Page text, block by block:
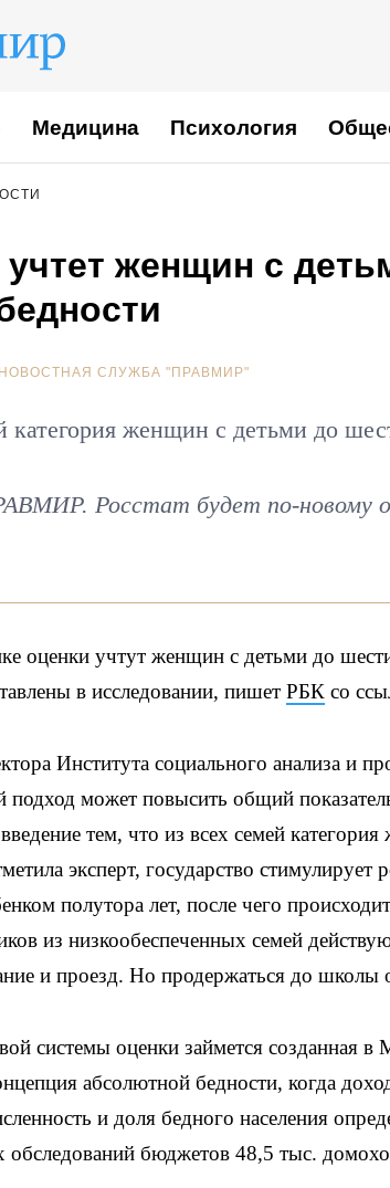
Медицина Психология
учтет женщин с
НОВОСТНАЯ СЛУЖБА "ПРАВМИР"
категория женщин с детьми до
Росстат будет по-новому
оценки учтут женщин с детьми до
в исследовании, пишет РБК со
Института социального анализа и
может повысить общий
тем, что из всех семей
эксперт, государство
полутора лет, после чего
из низкообеспеченных семей
и проезд. Но продержаться до школы
системы оценки займется созданная
абсолютной бедности, когда
и доля бедного населения
обследований бюджетов 48,5 тыс.